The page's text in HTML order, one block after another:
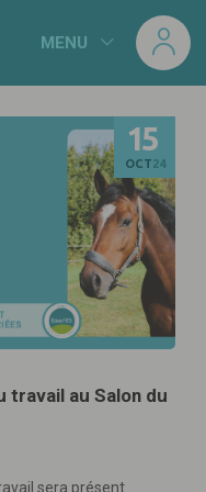
MENU
15
OCT24
travail au Salon du
sera présent